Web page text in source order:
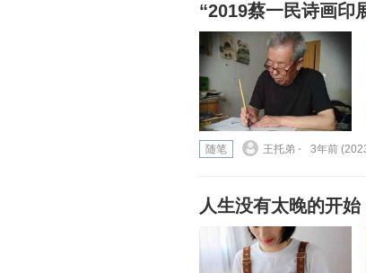
“2019蔡一民诗画印
随笔 王托弟 ⋅ 3年前
人生没有太晚的开始